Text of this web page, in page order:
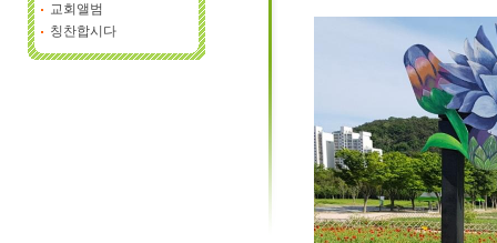
교회앨범
칭찬합시다